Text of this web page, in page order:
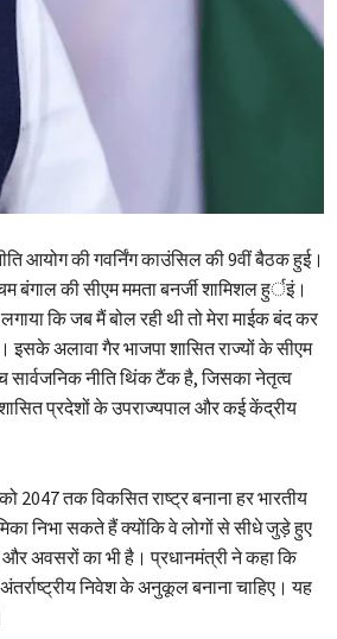
आयोग की गवर्निंग काउंसिल की 9वीं बैठक हुई।
बंगाल की सीएम ममता बनर्जी शामिशल हुर्इं।
कि जब मैं बोल रही थी तो मेरा माईक बंद कर
इसके अलावा गैर भाजपा शासित राज्यों के सीएम
सार्वजनिक नीति थिंक टैंक है, जिसका नेतृत्व
प्रदेशों के उपराज्यपाल और कई केंद्रीय
2047 तक विकसित राष्ट्र बनाना हर भारतीय
निभा सकते हैं क्योंकि वे लोगों से सीधे जुड़े हुए
अवसरों का भी है। प्रधानमंत्री ने कहा कि
निवेश के अनुकूल बनाना चाहिए। यह